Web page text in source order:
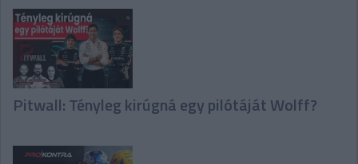
Pitwall: Tényleg kirúgná egy pilótáját Wolff?